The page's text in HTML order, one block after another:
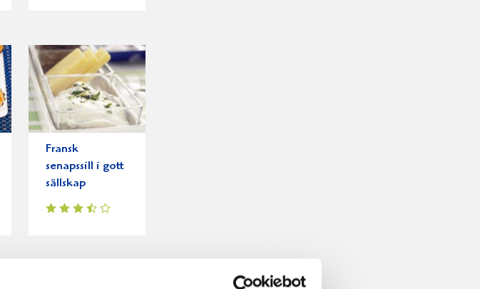
Fransk
senapssill i gott
sällskap